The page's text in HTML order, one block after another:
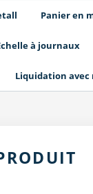
Panier en
à journaux
Liquidation avec